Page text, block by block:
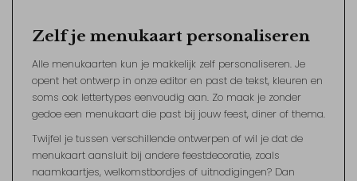
Zelf je menukaart personaliseren
Alle menukaarten kun je makkelijk zelf personaliseren. Je
opent het ontwerp in onze editor en past de tekst, kleuren en
soms ook lettertypes eenvoudig aan. Zo maak je zonder
gedoe een menukaart die past bij jouw feest, diner of thema.
Twijfel je tussen verschillende ontwerpen of wil je dat de
menukaart aansluit bij andere feestdecoratie, zoals
naamkaartjes, welkomstbordjes of uitnodigingen? Dan